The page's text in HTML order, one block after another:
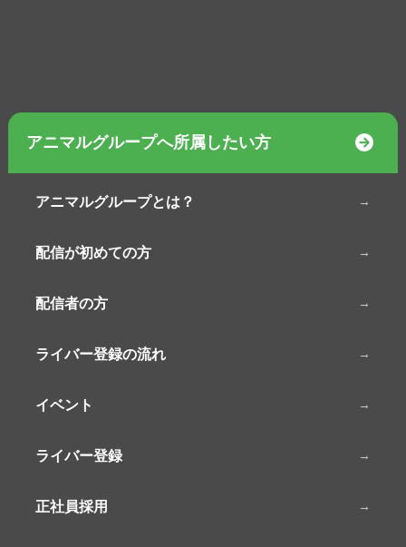
アニマルグループへ所属したい方
アニマルグループとは？
配信が初めての方
配信者の方
ライバー登録の流れ
イベント
ライバー登録
正社員採用